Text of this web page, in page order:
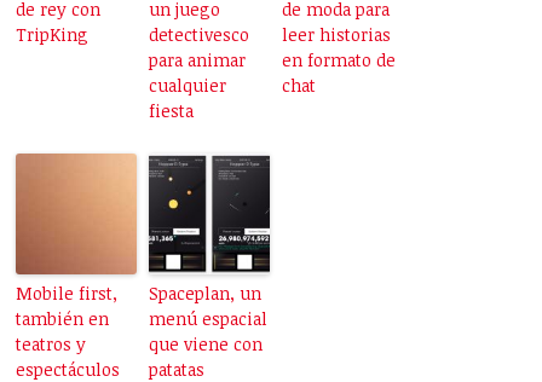
de rey con
TripKing
un juego
detectivesco
para animar
cualquier
fiesta
de moda para
leer historias
en formato de
chat
Mobile first,
también en
teatros y
espectáculos
Spaceplan, un
menú espacial
que viene con
patatas